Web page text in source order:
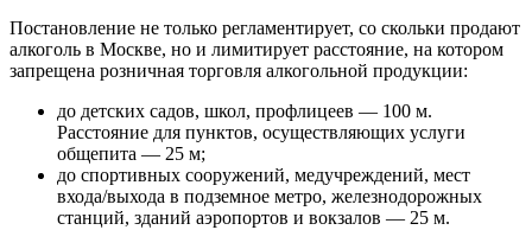
Постановление не только регламентирует, со скольки продают
алкоголь в Москве, но и лимитирует расстояние, на котором
запрещена розничная торговля алкогольной продукции:
до детских садов, школ, профлицеев — 100 м.
Расстояние для пунктов, осуществляющих услуги
общепита — 25 м;
до спортивных сооружений, медучреждений, мест
входа/выхода в подземное метро, железнодорожных
станций, зданий аэропортов и вокзалов — 25 м.